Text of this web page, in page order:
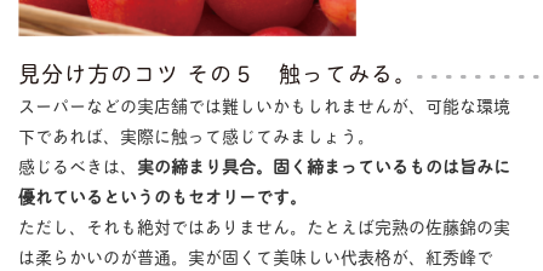
見分け方のコツ その５ 触ってみる。
スーパーなどの実店舗では難しいかもしれませんが、可能な環境
下であれば、実際に触って感じてみましょう。
感じるべきは、 実の締まり具合。固く締まっているものは旨みに
優れているというのもセオリーです。
ただし、それも絶対ではありません。たとえば完熟の佐藤錦の実
は柔らかいのが普通。実が固くて美味しい代表格が、紅秀峰で